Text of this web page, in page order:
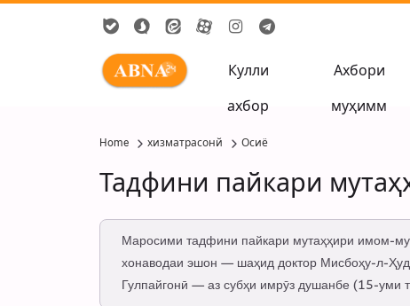
Кулли
ахбор
Ахбори
муҳимм
Home хизматрасонй Осиё
Тадфини пайкари
Маросими тадфини пайкари мутаҳҳири имом-
хонаводаи эшон — шаҳид доктор Мисбоҳу-л-
Гулпайгонӣ — аз субҳи имрӯз душанбе (15-уми